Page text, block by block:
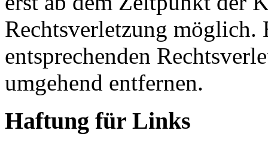
Rechtsverletzung möglich.
entsprechenden
umgehend entfernen.
Haftung für Links